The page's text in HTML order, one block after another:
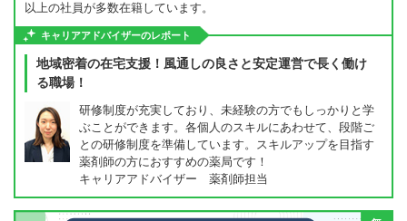
以上の社員が多数在籍しています。
キャリアアドバイザーのレポート
地域密着の在宅支援！風通しの良さと安定運営で長く働け
る職場！
研修制度が充実しており、未経験の方でもしっかりと学
ぶことができます。各個人のスキルにあわせて、段階ご
との研修制度を準備しています。スキルアップを目指す
薬剤師の方におすすめの薬局です！
キャリアアドバイザー 薬剤師担当